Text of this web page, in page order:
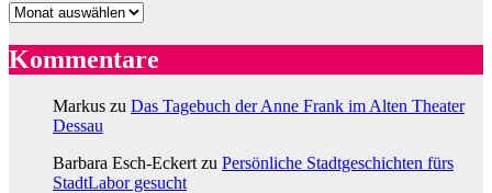
Archiv
Kommentare
Markus zu Das Tagebuch der Anne Frank im Alten Theater
Dessau
Barbara Esch-Eckert zu Persönliche Stadtgeschichten fürs
StadtLabor gesucht